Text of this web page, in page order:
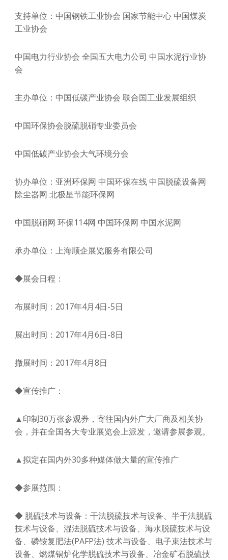
支持单位：中国钢铁工业协会 国家节能中心 中国煤炭
工业协会
中国电力行业协会 全国五大电力公司 中国水泥行业协
会
主办单位：中国低碳产业协会 联合国工业发展组织
中国环保协会脱硫脱硝专业委员会
中国低碳产业协会大气环境分会
协办单位：亚洲环保网 中国环保在线 中国脱硫设备网
除尘器网 北极星节能环保网
中国脱硝网 环保114网 中国环保网 中国水泥网
承办单位：上海顺企展览服务有限公司
◆展会日程：
布展时间：2017年4月4日-5日
展出时间：2017年4月6日-8日
撤展时间：2017年4月8日
◆宣传推广：
▲印制30万张参观券，寄往国内外广大厂商及相关协
会，并在全国各大专业展览会上派发，邀请参展参观。
▲拟定在国内外30多种媒体做大量的宣传推广
◆参展范围：
◆ 脱硫技术与设备：干法脱硫技术与设备、半干法脱硫
技术与设备、湿法脱硫技术与设备、海水脱硫技术与设
备、磷铵复肥法(PAFP法) 技术与设备、电子束法技术与
设备、燃煤锅炉化学脱硫技术与设备、冶金矿石脱硫技